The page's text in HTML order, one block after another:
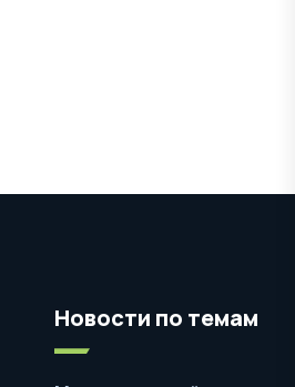
Новости по темам